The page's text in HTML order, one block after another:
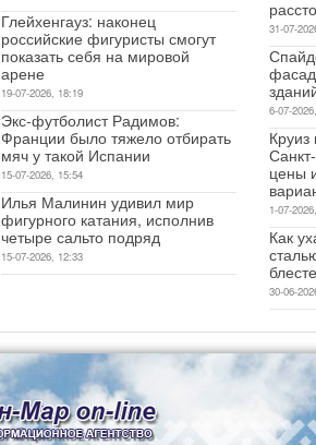
Глейхенгауз: наконец
российские фигуристы смогут
показать себя на мировой
арене
19-07-2026, 18:19
Экс-футболист Радимов:
Франции было тяжело отбирать
мяч у такой Испании
15-07-2026, 15:54
Илья Малинин удивил мир
фигурного катания, исполнив
четыре сальто подряд
15-07-2026, 12:33
31-07-
6-07-
цены
1-07-
Как
30-06-